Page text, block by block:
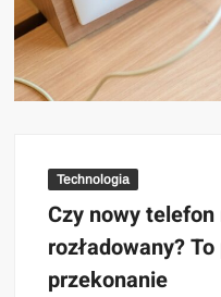
Technologia
Czy nowy
rozładowany?
przekonanie